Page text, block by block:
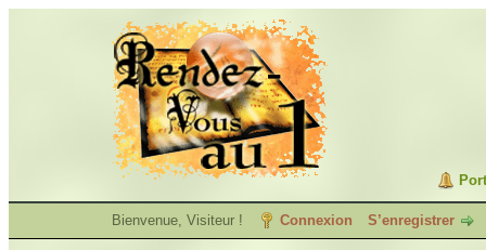
Bienvenue, Visiteur ! Connexion S’enregistrer